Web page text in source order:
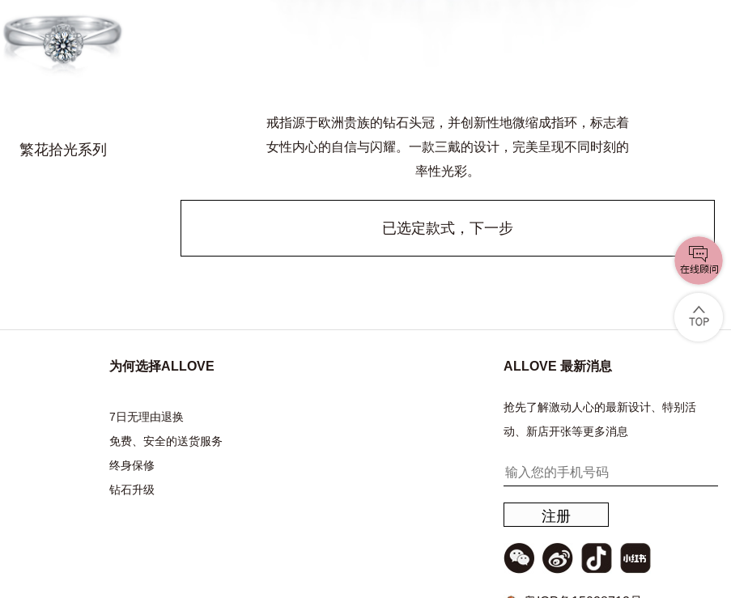
繁花拾光系列
戒指源于欧洲贵族的钻石头冠，并创新性地微缩成指环，标志着
女性内心的自信与闪耀。一款三戴的设计，完美呈现不同时刻的
率性光彩。
已选定款式，下一步
为何选择ALLOVE
7日无理由退换
免费、安全的送货服务
终身保修
钻石升级
ALLOVE 最新消息
抢先了解激动人心的最新设计、特别活
动、新店开张等更多消息
注册